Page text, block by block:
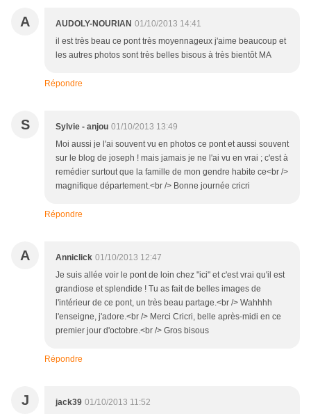
A AUDOLY-NOURIAN 01/10/2013 14:41
il est très beau ce pont très moyennageux j'aime beaucoup et
les autres photos sont très belles bisous à très bientôt MA
Répondre
S Sylvie - anjou 01/10/2013 13:49
Moi aussi je l'ai souvent vu en photos ce pont et aussi souvent
sur le blog de joseph ! mais jamais je ne l'ai vu en vrai ; c'est à
remédier surtout que la famille de mon gendre habite ce<br />
magnifique département.<br /> Bonne journée cricri
Répondre
A Anniclick 01/10/2013 12:47
Je suis allée voir le pont de loin chez "ici" et c'est vrai qu'il est
grandiose et splendide ! Tu as fait de belles images de
l'intérieur de ce pont, un très beau partage.<br /> Wahhhh
l'enseigne, j'adore.<br /> Merci Cricri, belle après-midi en ce
premier jour d'octobre.<br /> Gros bisous
Répondre
J jack39 01/10/2013 11:52